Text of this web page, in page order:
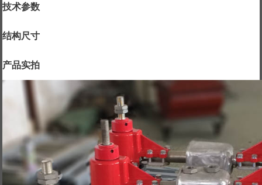
技术参数
结构尺寸
产品实拍